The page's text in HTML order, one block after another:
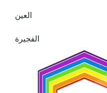
العين
الفجيرة